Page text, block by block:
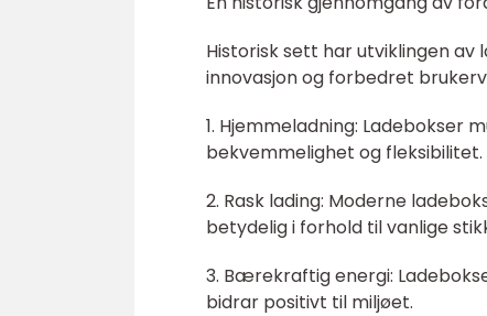
Historisk sett har utviklingen
innovasjon og forbedret
1. Hjemmeladning: Ladebokser
bekvemmelighet og fleksibilitet.
2. Rask lading: Moderne
betydelig i forhold til vanlige
3. Bærekraftig energi:
bidrar positivt til miljøet.